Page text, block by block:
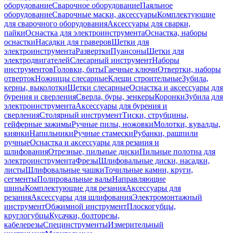
оборудованиеСварочное оборудованиеПаяльное
оборудованиеСварочные маски, аксессуарыКомплектующие
для сварочного оборудованияАксессуары для сварки,
пайкиОснастка для электроинструментаОснастка, наборы
оснасткиНасадки для граверовЩетки для
электроинструментаРазверткиПуансоныЩетки для
электродвигателейСлесарный инструментНаборы
инструментовГоловки, битыГаечные ключиОтвертки, наборы
отвертокНожницы слесарныеКлещи строительныеЗубила,
керны, выколоткиЩетки слесарныеОснастка и аксессуары для
бурения и сверленияСверла, буры, зенкерыКоронкиЗубила для
электроинструментаАксессуары для бурения и
сверленияСтолярный инструментТиски, струбцины,
гейферные зажимыРучные пилы, ножовкиМолотки, кувалды,
киянкиНапильникиРучные стамескиРубанки, рашпили
ручныеОснастка и аксессуары для резания и
шлифованияОтрезные, пильные дискиПильные полотна для
электроинструментаФрезыШлифовальные диски, насадки,
листыШлифовальные чашкиТочильные камни, круги,
сегментыПолировальные валыНаправляющие
шиныКомплектующие для резанияАксессуары для
резанияАксессуары для шлифованияЭлектромонтажный
инструментОбжимной инструментПлоскогубцы,
круглогубцыКусачки, болторезы,
кабелерезыСпецинструментыИзмерительный